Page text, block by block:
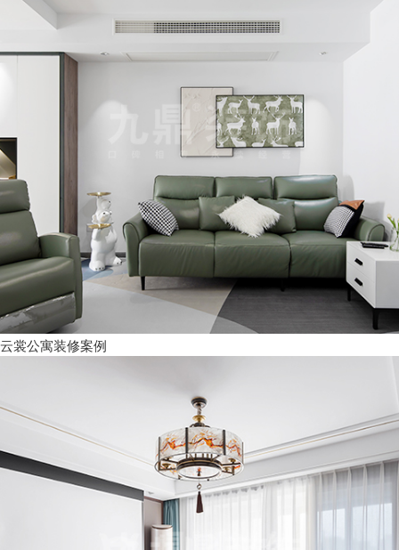
云裳公寓装修案例